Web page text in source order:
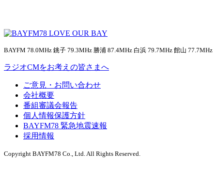
BAYFM 78.0MHz 銚子 79.3MHz 勝浦 87.4MHz 白浜 79.7MHz 館山 77.7MHz
ラジオCMをお考えの皆さまへ
ご意見・お問い合わせ
会社概要
番組審議会報告
個人情報保護方針
BAYFM78 緊急地震速報
採用情報
Copyright BAYFM78 Co., Ltd. All Rights Reserved.